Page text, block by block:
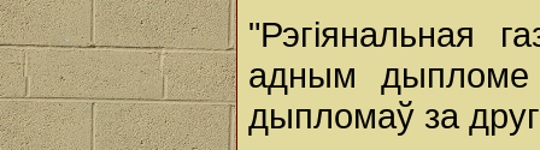
"Рэгіянальная
адным
дыпломаў за